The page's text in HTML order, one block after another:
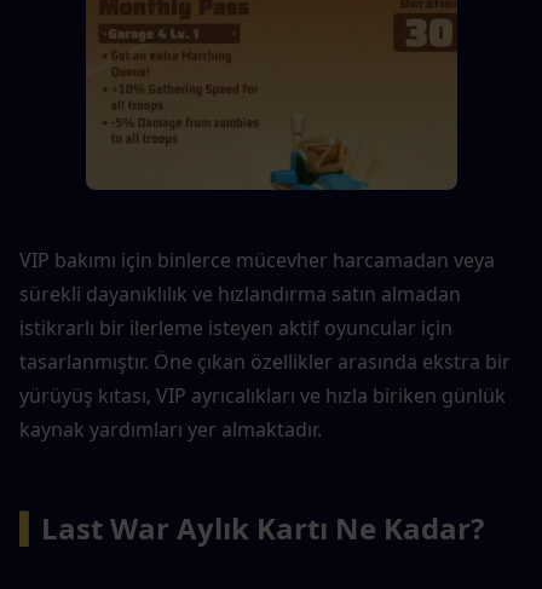
VIP bakımı için binlerce mücevher harcamadan veya
sürekli dayanıklılık ve hızlandırma satın almadan
istikrarlı bir ilerleme isteyen aktif oyuncular için
tasarlanmıştır. Öne çıkan özellikler arasında ekstra bir
yürüyüş kıtası, VIP ayrıcalıkları ve hızla biriken günlük
kaynak yardımları yer almaktadır.
Last War Aylık Kartı Ne Kadar?